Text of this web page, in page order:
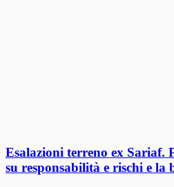
Esalazioni terreno ex Sariaf.
su responsabilità e rischi e la